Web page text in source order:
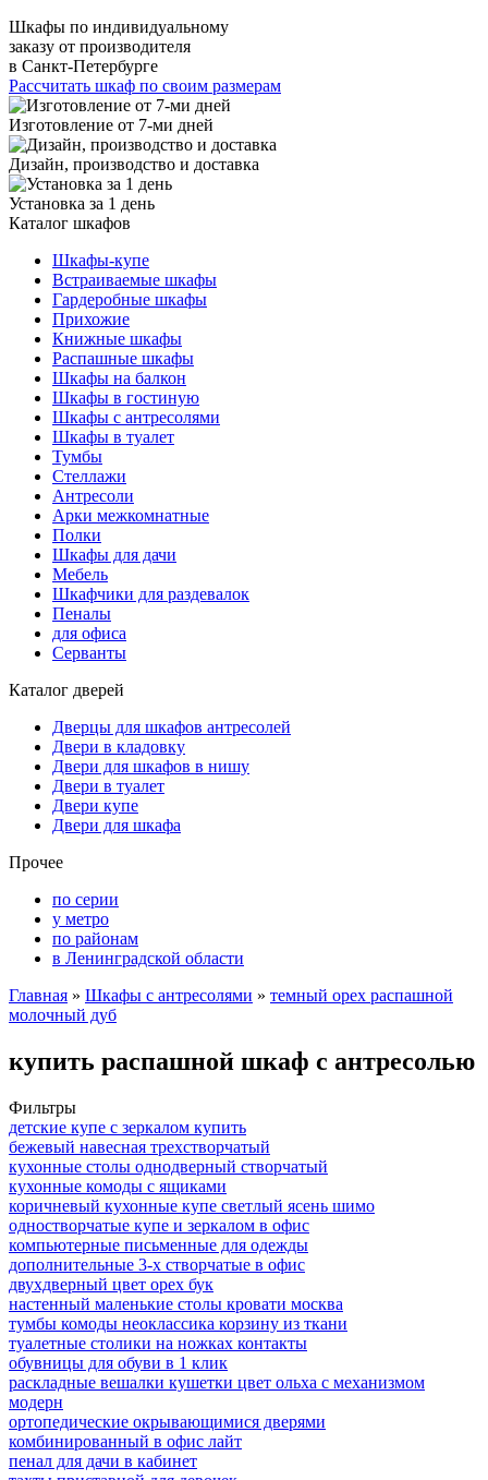
Шкафы по индивидуальному
заказу от производителя
в Санкт-Петербурге
Рассчитать шкаф по своим размерам
Изготовление от 7-ми дней
Дизайн, производство и доставка
Установка за 1 день
Каталог шкафов
Шкафы-купе
Встраиваемые шкафы
Гардеробные шкафы
Прихожие
Книжные шкафы
Распашные шкафы
Шкафы на балкон
Шкафы в гостиную
Шкафы с антресолями
Шкафы в туалет
Тумбы
Стеллажи
Антресоли
Арки межкомнатные
Полки
Шкафы для дачи
Мебель
Шкафчики для раздевалок
Пеналы
для офиса
Серванты
Каталог дверей
Дверцы для шкафов антресолей
Двери в кладовку
Двери для шкафов в нишу
Двери в туалет
Двери купе
Двери для шкафа
Прочее
по серии
у метро
по районам
в Ленинградской области
Главная » Шкафы с антресолями » темный орех распашной
молочный дуб
купить распашной шкаф с антресолью
Фильтры
детские купе с зеркалом купить
бежевый навесная трехстворчатый
кухонные столы однодверный створчатый
кухонные комоды с ящиками
коричневый кухонные купе светлый ясень шимо
одностворчатые купе и зеркалом в офис
компьютерные письменные для одежды
дополнительные 3-х створчатые в офис
двухдверный цвет орех бук
настенный маленькие столы кровати москва
тумбы комоды неоклассика корзину из ткани
туалетные столики на ножках контакты
обувницы для обуви в 1 клик
раскладные вешалки кушетки цвет ольха с механизмом
модерн
ортопедические окрывающимися дверями
комбинированный в офис лайт
пенал для дачи в кабинет